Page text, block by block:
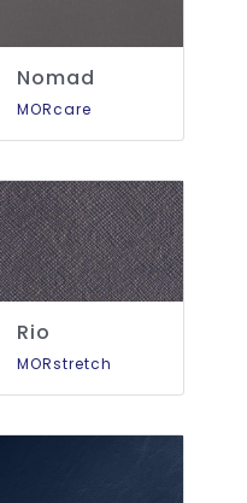
Nomad
MORcare
Rio
MORstretch